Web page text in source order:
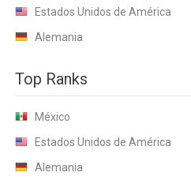
Estados Unidos de América
Alemania
Top Ranks
México
Estados Unidos de América
Alemania